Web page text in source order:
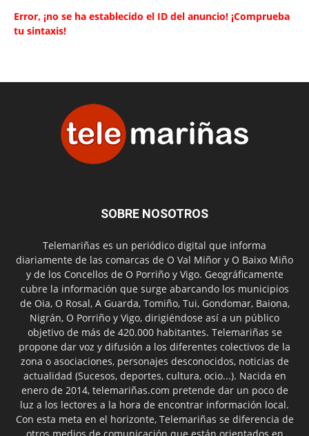
Error, ¡no se ha establecido el ID del anuncio! ¡Comprueba
tu sintaxis!
SOBRE NOSOTROS
Telemariñas es un periódico digital que informa
diariamente de las comarcas de O Val Miñor y O Baixo Miño
y de los Concellos de O Porriño y Vigo. Geográficamente
cubre la información que surge abarcando los municipios
de Oia, O Rosal, A Guarda, Tomiño, Tui, Gondomar, Baiona,
Nigrán, O Porriño y Vigo, dirigiéndose así a un público
objetivo de más de 420.000 habitantes. Telemariñas se
propone dar voz y difusión a los diferentes colectivos de la
zona o asociaciones, personajes desconocidos, noticias de
actualidad (Sucesos, deportes, cultura, ocio...). Nacida en
enero de 2014, telemariñas.com pretende dar un poco de
luz a los lectores a la hora de encontrar información local.
Con esta meta en el horizonte, Telemariñas se diferencia de